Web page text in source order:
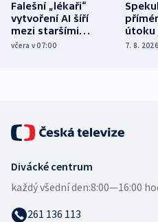
Falešní „lékaři“
vytvoření AI šíří
mezi staršími
Poláky nebezpečné
včera v 07:00
útoku
míní
7. 8. 2026
Divácké centrum
každý všední den:8:00—16:00
261 136 113